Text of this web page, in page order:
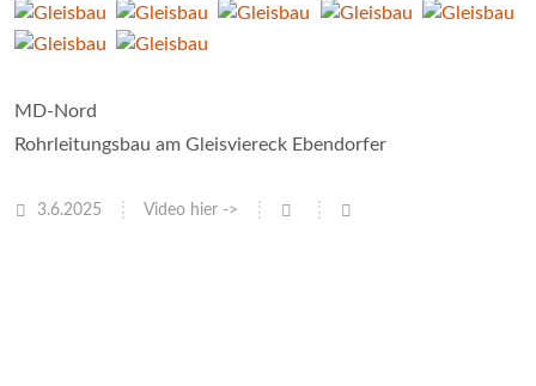
MD-Nord
Rohrleitungsbau am Gleisviereck Ebendorfer
3.6.2025 Video hier ->